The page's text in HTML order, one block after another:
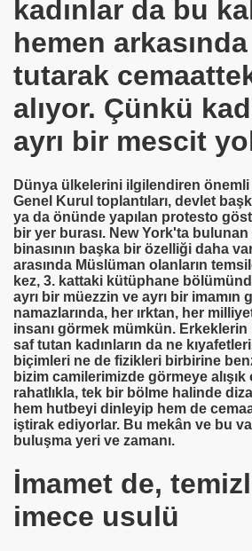
kadınlar da bu
hemen
tutarak
alıyor. Çünkü
ayrı bir mescit
Dünya ülkelerini ilgilendiren önemli
Genel Kurul toplantıları, devlet
ya da önünde yapılan protesto
bir yer burası. New York'ta bulunan
binasının başka bir özelliği daha
arasında Müslüman olanların
kez, 3. kattaki kütüphane
ayrı bir müezzin ve ayrı bir imamın
namazlarında, her ırktan, her
insanı görmek mümkün. Erkeklerin
saf tutan kadınların da ne
biçimleri ne de fizikleri birbirine
bizim camilerimizde görmeye alışık
rahatlıkla, tek bir bölme halinde
hem hutbeyi dinleyip hem de
iştirak ediyorlar. Bu mekân ve bu
buluşma yeri ve zamanı.
İmamet de,
imece usulü
TYSON Dinliyor
Beni Unutma